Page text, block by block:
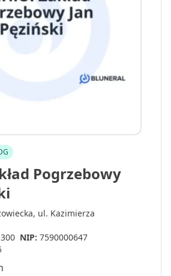
Pogrzebowy
ul. Kazimierza
NIP: 7590000647